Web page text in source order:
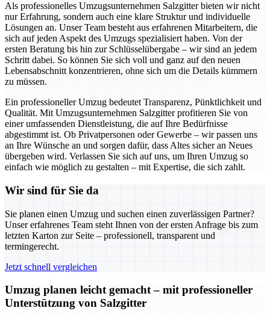
Als professionelles Umzugsunternehmen Salzgitter bieten wir nicht
nur Erfahrung, sondern auch eine klare Struktur und individuelle
Lösungen an. Unser Team besteht aus erfahrenen Mitarbeitern, die
sich auf jeden Aspekt des Umzugs spezialisiert haben. Von der
ersten Beratung bis hin zur Schlüsselübergabe – wir sind an jedem
Schritt dabei. So können Sie sich voll und ganz auf den neuen
Lebensabschnitt konzentrieren, ohne sich um die Details kümmern
zu müssen.
Ein professioneller Umzug bedeutet Transparenz, Pünktlichkeit und
Qualität. Mit Umzugsunternehmen Salzgitter profitieren Sie von
einer umfassenden Dienstleistung, die auf Ihre Bedürfnisse
abgestimmt ist. Ob Privatpersonen oder Gewerbe – wir passen uns
an Ihre Wünsche an und sorgen dafür, dass Altes sicher an Neues
übergeben wird. Verlassen Sie sich auf uns, um Ihren Umzug so
einfach wie möglich zu gestalten – mit Expertise, die sich zahlt.
Wir sind für Sie da
Sie planen einen Umzug und suchen einen zuverlässigen Partner?
Unser erfahrenes Team steht Ihnen von der ersten Anfrage bis zum
letzten Karton zur Seite – professionell, transparent und
termingerecht.
Jetzt schnell vergleichen
Umzug planen leicht gemacht – mit professioneller
Unterstützung von Salzgitter